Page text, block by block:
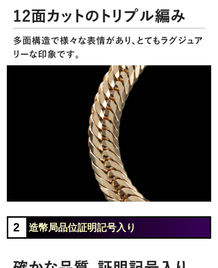
2 造幣局品位証明記号入り